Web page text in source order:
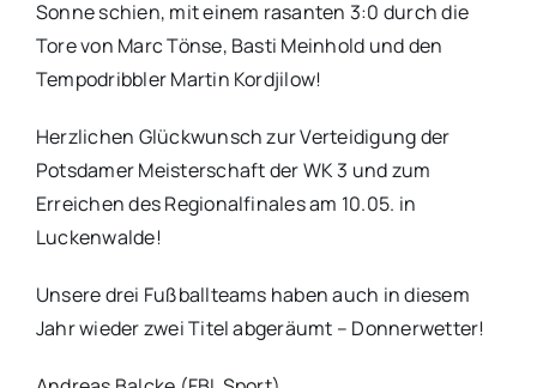
Sonne schien, mit einem rasanten 3:0 durch die
Tore von Marc Tönse, Basti Meinhold und den
Tempodribbler Martin Kordjilow!
Herzlichen Glückwunsch zur Verteidigung der
Potsdamer Meisterschaft der WK 3 und zum
Erreichen des Regionalfinales am 10.05. in
Luckenwalde!
Unsere drei Fußballteams haben auch in diesem
Jahr wieder zwei Titel abgeräumt – Donnerwetter!